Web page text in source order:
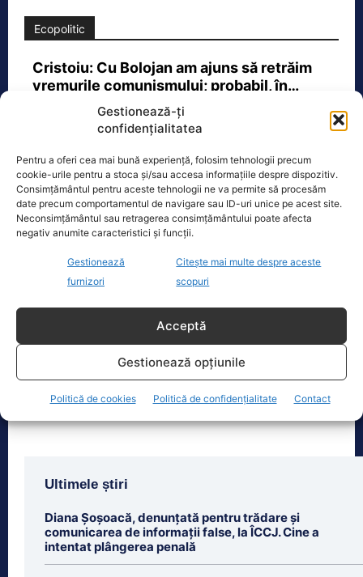
Gestionează-ți
confidențialitatea
Pentru a oferi cea mai bună experiență, folosim tehnologii precum
cookie-urile pentru a stoca și/sau accesa informațiile despre dispozitiv.
Consimțământul pentru aceste tehnologii ne va permite să procesăm
date precum comportamentul de navigare sau ID-uri unice pe acest site.
Neconsimțământul sau retragerea consimțământului poate afecta
negativ anumite caracteristici și funcții.
Gestionează
furnizori
Citește mai multe despre aceste
scopuri
Acceptă
Gestionează opțiunile
Politică de cookies Politică de confidențialitate Contact
Ecopolitic
Cristoiu: Cu Bolojan am ajuns să retrăim
vremurile comunismului; probabil, în…
Invitat la Marius Tucă Show, Ion
Cristoiu susține că măsurile anunțate
consumului de energie electrică[...]
Copil din Reghin, salvat după ce și-a prins mâna în
mașina…
Un copil de doar 2 ani din Reghin a
trecut printr-un moment dramatic,
vineri, după ce și-a prins mâna
dreaptă[...]
Ultimele știri
Diana Șoșoacă, denunțată pentru trădare și
comunicarea de informații false, la ÎCCJ. Cine a
intentat plângerea penală